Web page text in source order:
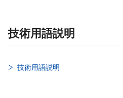
技術用語説明
技術用語説明